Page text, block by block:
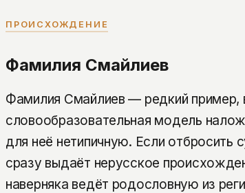
ПРОИСХОЖДЕНИЕ
Фамилия Смайлиев
Фамилия Смайлиев — редкий пример,
словообразовательная модель
для неё нетипичную. Если отбросить
сразу выдаёт нерусское
наверняка ведёт родословную из